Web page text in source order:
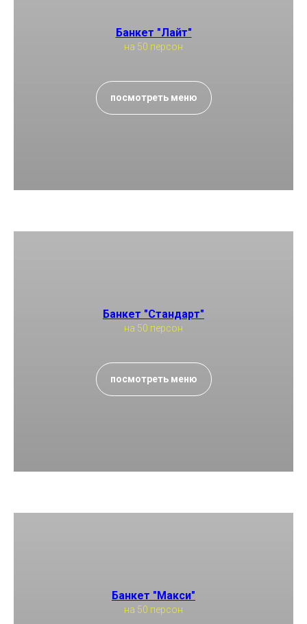
Банкет "Лайт"
на 50 персон
посмотреть меню
Банкет "Стандарт"
на 50 персон
посмотреть меню
Банкет "Макси"
на 50 персон